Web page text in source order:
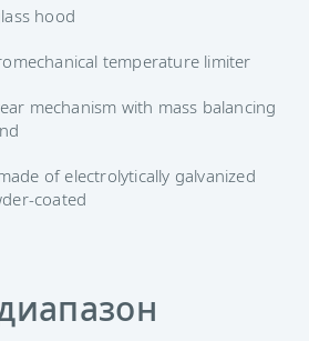
hood
temperature limiter
mechanism with mass balancing
of electrolytically galvanized
coated